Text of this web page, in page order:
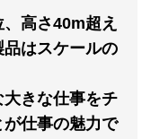
高さ40m超え
はスケールの
きな仕事をチ
仕事の魅力で